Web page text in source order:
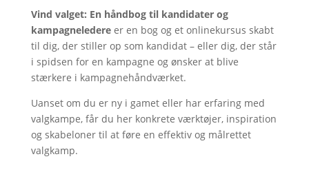
Vind valget: En håndbog til kandidater og
kampagneledereer en bog og et onlinekursus skabt
til dig, der stiller op som kandidat – eller dig, der står
i spidsen for en kampagne og ønsker at blive
stærkere i kampagnehåndværket.
Uanset om du er ny i gamet eller har erfaring med
valgkampe, får du her konkrete værktøjer, inspiration
og skabeloner til at føre en effektiv og målrettet
valgkamp.